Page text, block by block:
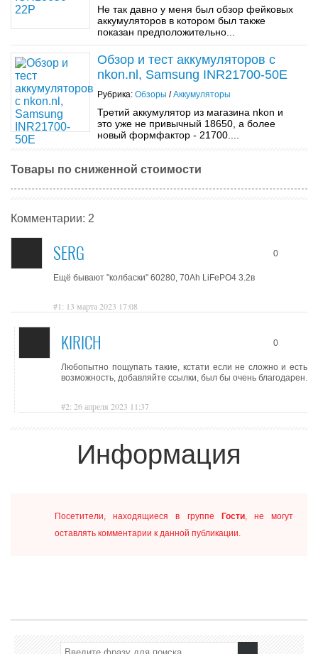
Не так давно у меня был обзор фейковых
аккумуляторов в котором был также
показан предположительно...
Обзор и тест аккумуляторов с
nkon.nl, Samsung INR21700-50E
Рубрика: Обзоры /Аккумуляторы
Третий аккумулятор из магазина nkon и
это уже не привычный 18650, а более
новый формфактор - 21700....
Товары по сниженной стоимости
Комментарии: 2
SERG 0
Ещё бывают "колбаски" 60280, 70Ah LiFePO4 3.2в
#1: 13 марта 2023 17:08
KIRICH 0
Любопытно пощупать такие, кстати если не сложно и есть
возможность, добавляйте ссылки, был бы очень благодарен.
#2: 26 апреля 2023 11:37
Информация
Посетители, находящиеся в группе Гости, не могут
оставлять комментарии к данной публикации.